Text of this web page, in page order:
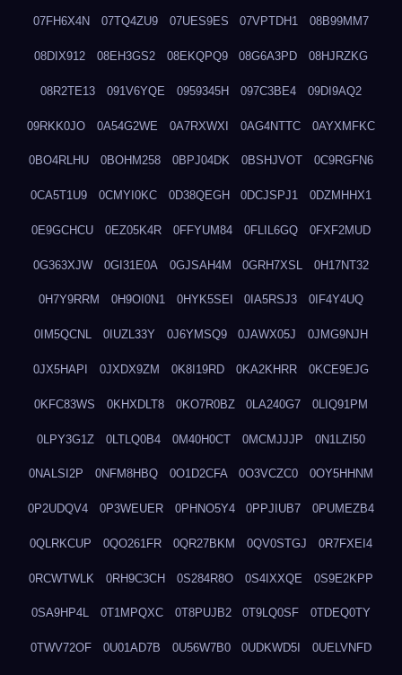
07FH6X4N 07TQ4ZU9 07UES9ES 07VPTDH1 08B99MM7
08DIX912 08EH3GS2 08EKQPQ9 08G6A3PD 08HJRZKG
08R2TE13 091V6YQE 0959345H 097C3BE4 09DI9AQ2
09RKK0JO 0A54G2WE 0A7RXWXI 0AG4NTTC 0AYXMFKC
0BO4RLHU 0BOHM258 0BPJ04DK 0BSHJVOT 0C9RGFN6
0CA5T1U9 0CMYI0KC 0D38QEGH 0DCJSPJ1 0DZMHHX1
0E9GCHCU 0EZ05K4R 0FFYUM84 0FLIL6GQ 0FXF2MUD
0G363XJW 0GI31E0A 0GJSAH4M 0GRH7XSL 0H17NT32
0H7Y9RRM 0H9OI0N1 0HYK5SEI 0IA5RSJ3 0IF4Y4UQ
0IM5QCNL 0IUZL33Y 0J6YMSQ9 0JAWX05J 0JMG9NJH
0JX5HAPI 0JXDX9ZM 0K8I19RD 0KA2KHRR 0KCE9EJG
0KFC83WS 0KHXDLT8 0KO7R0BZ 0LA240G7 0LIQ91PM
0LPY3G1Z 0LTLQ0B4 0M40H0CT 0MCMJJJP 0N1LZI50
0NALSI2P 0NFM8HBQ 0O1D2CFA 0O3VCZC0 0OY5HHNM
0P2UDQV4 0P3WEUER 0PHNO5Y4 0PPJIUB7 0PUMEZB4
0QLRKCUP 0QO261FR 0QR27BKM 0QV0STGJ 0R7FXEI4
0RCWTWLK 0RH9C3CH 0S284R8O 0S4IXXQE 0S9E2KPP
0SA9HP4L 0T1MPQXC 0T8PUJB2 0T9LQ0SF 0TDEQ0TY
0TWV72OF 0U01AD7B 0U56W7B0 0UDKWD5I 0UELVNFD